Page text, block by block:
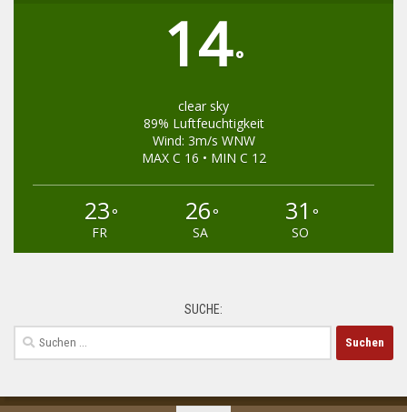
14°
clear sky
89% Luftfeuchtigkeit
Wind: 3m/s WNW
MAX C 16 • MIN C 12
23°
FR
26°
SA
31 °
SO
SUCHE:
Suchen
nach: